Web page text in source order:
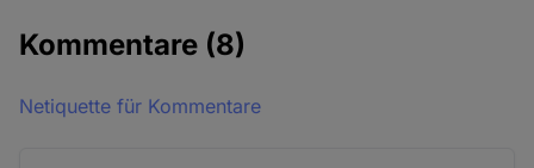
Kommentare (8)
Netiquette für Kommentare